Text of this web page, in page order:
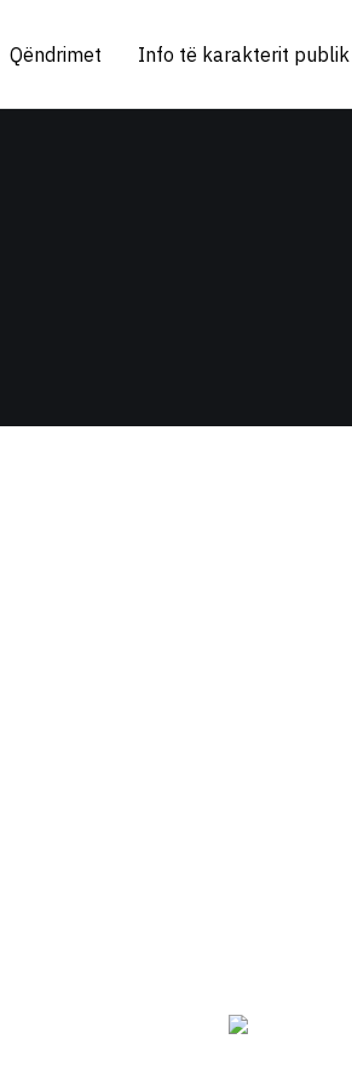
Qëndrimet Info të karakterit publik